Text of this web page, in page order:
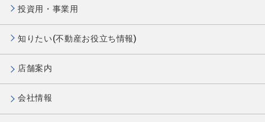
投資用・事業用
知りたい(不動産お役立ち情報)
店舗案内
会社情報